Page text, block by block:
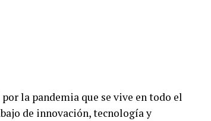
la pandemia que se vive en todo el
de innovación, tecnología y